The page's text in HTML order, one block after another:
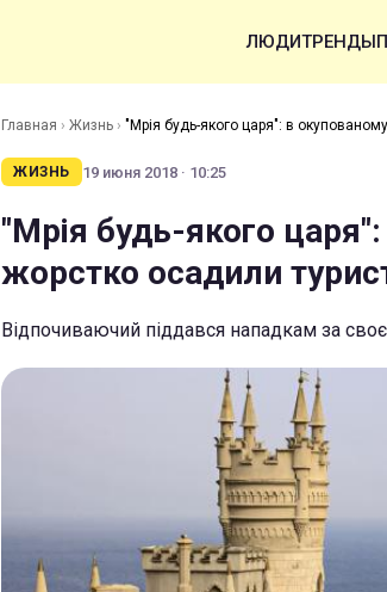
ЛЮДИТРЕНДЫ
Главная › Жизнь › "Мрія будь-якого царя": в
ЖИЗНЬ 19 июня 2018 · 10:25
"Мрія будь-якого
жорстко осадили
Відпочиваючий піддався нападкам за